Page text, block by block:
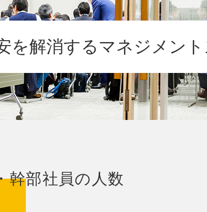
を解消するマネジメン
幹部社員の人数